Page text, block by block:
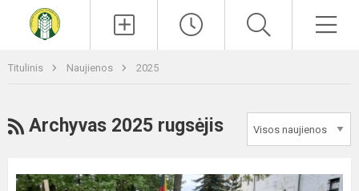
Titulinis Naujienos 2025
RSS
Archyvas 2025 rugsėjis
Piligriminis